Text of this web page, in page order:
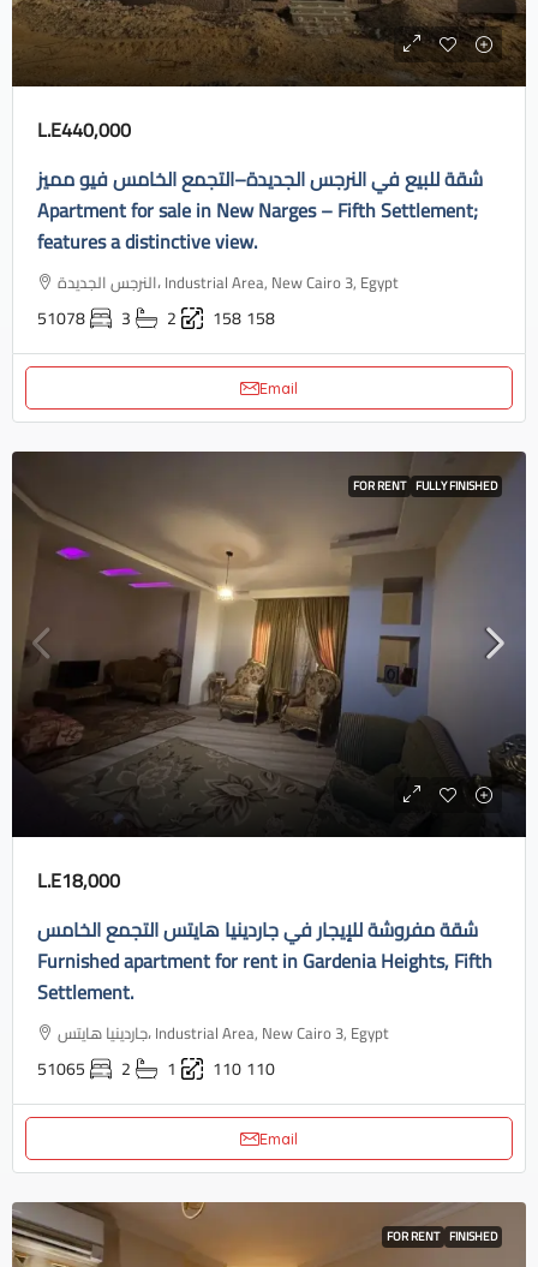
L.E440,000
شقة للبيع في النرجس الجديدة–التجمع الخامس فيو مميز
Apartment for sale in New Narges – Fifth Settlement;
features a distinctive view.
النرجس الجديدة، Industrial Area, New Cairo 3, Egypt
51078 3 2 158158
Email
FOR RENT FULLY FINISHED
L.E18,000
شقة مفروشة للإيجار في جاردينيا هايتس التجمع الخامس
Furnished apartment for rent in Gardenia Heights, Fifth
Settlement.
جاردينيا هايتس، Industrial Area, New Cairo 3, Egypt
51065 2 1 110110
Email
FOR RENT FINISHED